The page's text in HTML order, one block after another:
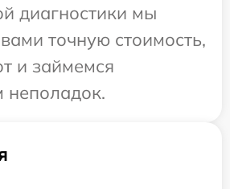
диагностики мы
точную стоимость,
и займемся
неполадок.